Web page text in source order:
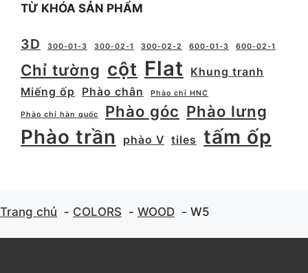
TỪ KHÓA SẢN PHẨM
3D 300-01-3 300-02-1 300-02-2 600-01-3 600-02-1
Chỉ tường cột Flat
Khung tranh
Miếng ốp
Phào chân Phào chỉ HNC
Phào chỉ hàn quốc Phào góc Phào lưng
Phào trần phào V tiles tấm ốp
Trang chủ COLORS WOOD W5